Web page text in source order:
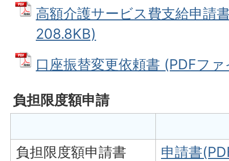
高額介護サービス費支給申請
208.8KB)
口座振替変更依頼書 (PDFフ
負担限度額申請
負担限度額申請書
申請書